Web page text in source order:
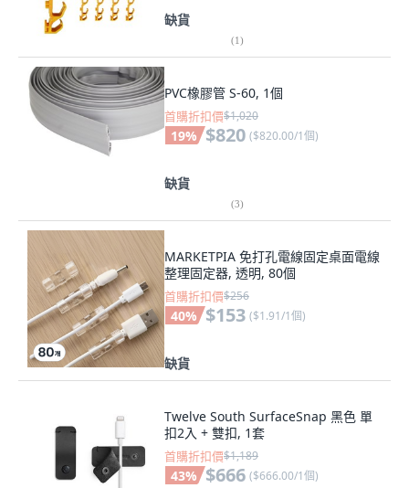
缺貨
(1)
PVC橡膠管 S-60, 1個
首購折扣價$1,020
19% $820 ($820.00/1個)
缺貨
(3)
MARKETPIA 免打孔電線固定桌面電線
整理固定器, 透明, 80個
首購折扣價$256
40% $153 ($1.91/1個)
缺貨
Twelve South SurfaceSnap 黑色 單
扣2入 + 雙扣, 1套
首購折扣價$1,189
43% $666 ($666.00/1個)